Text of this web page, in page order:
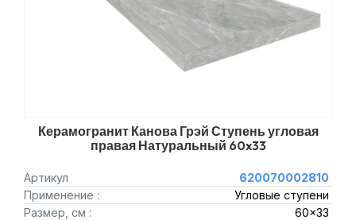
Керамогранит Канова Грэй Ступень угловая
правая Натуральный 60x33
Артикул
620070002810
Применение :
Угловые ступени
Размер, см :
60x33